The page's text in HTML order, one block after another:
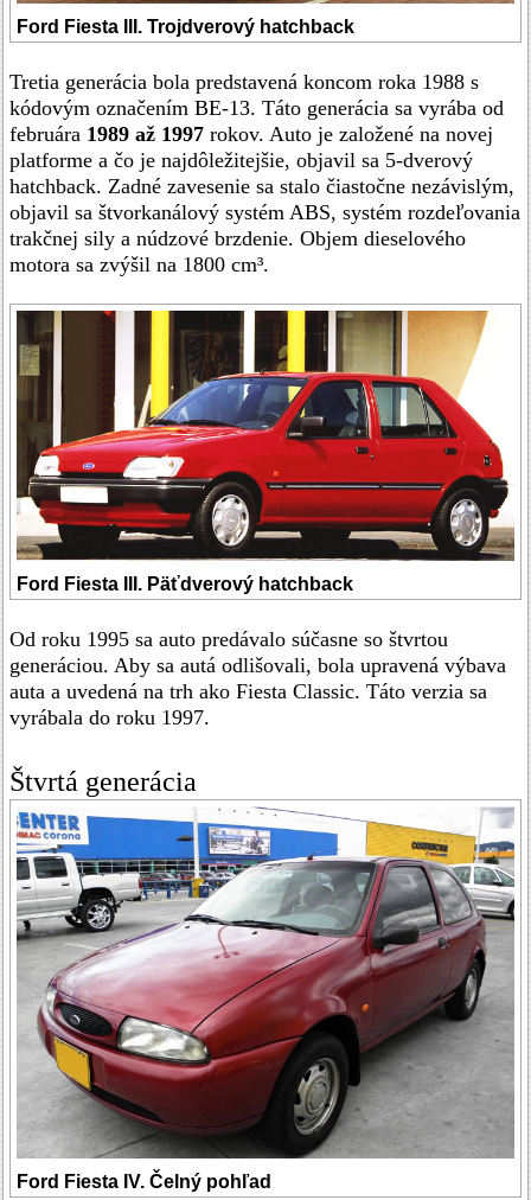
Ford Fiesta III. Trojdverový hatchback
Tretia generácia bola predstavená koncom roka 1988 s
kódovým označením BE-13. Táto generácia sa vyrába od
februára 1989 až 1997 rokov. Auto je založené na novej
platforme a čo je najdôležitejšie, objavil sa 5-dverový
hatchback. Zadné zavesenie sa stalo čiastočne nezávislým,
objavil sa štvorkanálový systém ABS, systém rozdeľovania
trakčnej sily a núdzové brzdenie. Objem dieselového
motora sa zvýšil na 1800 cm³.
Ford Fiesta III. Päťdverový hatchback
Od roku 1995 sa auto predávalo súčasne so štvrtou
generáciou. Aby sa autá odlišovali, bola upravená výbava
auta a uvedená na trh ako Fiesta Classic. Táto verzia sa
vyrábala do roku 1997.
Štvrtá generácia
Ford Fiesta IV. Čelný pohľad